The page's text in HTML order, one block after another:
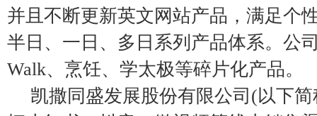
并且不断更新英文网站产品，满足个
半日、一日、多日系列产品体系。公
Walk、烹饪、学太极等碎片化产品。
凯撒同盛发展股份有限公司(以下